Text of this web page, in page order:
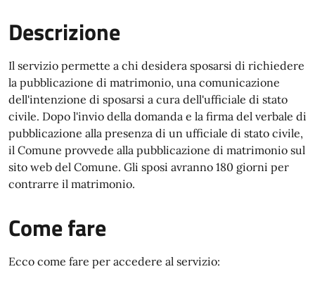
Descrizione
Il servizio permette a chi desidera sposarsi di richiedere
la pubblicazione di matrimonio, una comunicazione
dell'intenzione di sposarsi a cura dell'ufficiale di stato
civile. Dopo l'invio della domanda e la firma del verbale di
pubblicazione alla presenza di un ufficiale di stato civile,
il Comune provvede alla pubblicazione di matrimonio sul
sito web del Comune. Gli sposi avranno 180 giorni per
contrarre il matrimonio.
Come fare
Ecco come fare per accedere al servizio: